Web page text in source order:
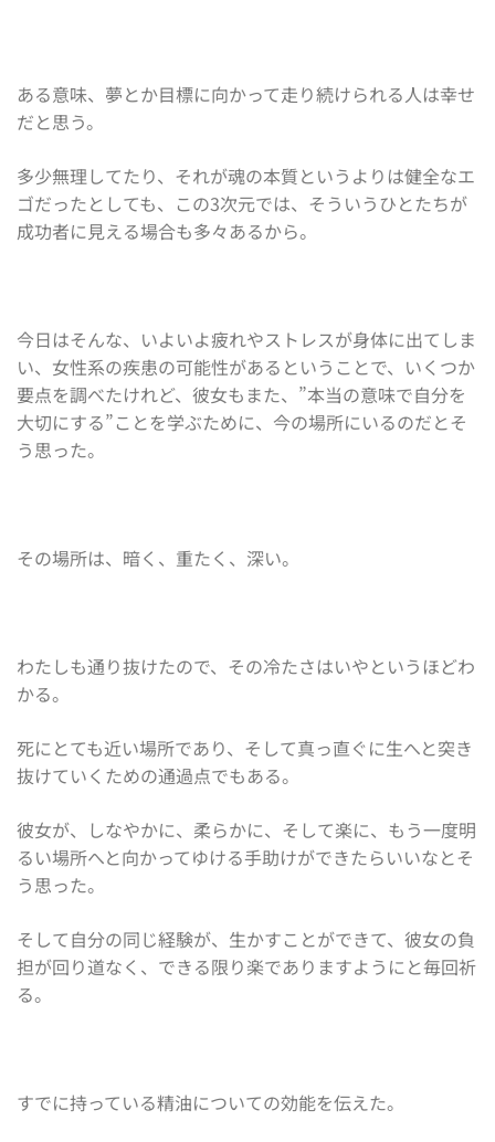
ある意味、夢とか目標に向かって走り続けられる人は幸せ
だと思う。
多少無理してたり、それが魂の本質というよりは健全なエ
ゴだったとしても、この3次元では、そういうひとたちが
成功者に見える場合も多々あるから。
今日はそんな、いよいよ疲れやストレスが身体に出てしま
い、女性系の疾患の可能性があるということで、いくつか
要点を調べたけれど、彼女もまた、”本当の意味で自分を
大切にする”ことを学ぶために、今の場所にいるのだとそ
う思った。
その場所は、暗く、重たく、深い。
わたしも通り抜けたので、その冷たさはいやというほどわ
かる。
死にとても近い場所であり、そして真っ直ぐに生へと突き
抜けていくための通過点でもある。
彼女が、しなやかに、柔らかに、そして楽に、もう一度明
るい場所へと向かってゆける手助けができたらいいなとそ
う思った。
そして自分の同じ経験が、生かすことができて、彼女の負
担が回り道なく、できる限り楽でありますようにと毎回祈
る。
すでに持っている精油についての効能を伝えた。